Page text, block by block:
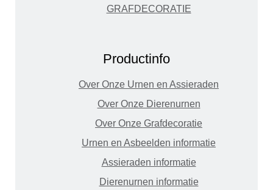
GRAFDECORATIE
Productinfo
Over Onze Urnen en Assieraden
Over Onze Dierenurnen
Over Onze Grafdecoratie
Urnen en Asbeelden informatie
Assieraden informatie
Dierenurnen informatie